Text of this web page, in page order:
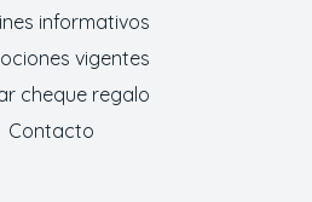
informativos
vigentes
cheque regalo
Contacto